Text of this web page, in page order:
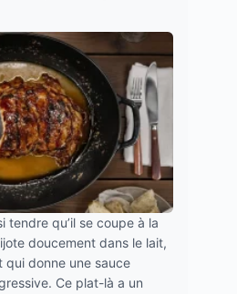
tendre qu’il se coupe à la
doucement dans le lait,
qui donne une sauce
Ce plat-là a un